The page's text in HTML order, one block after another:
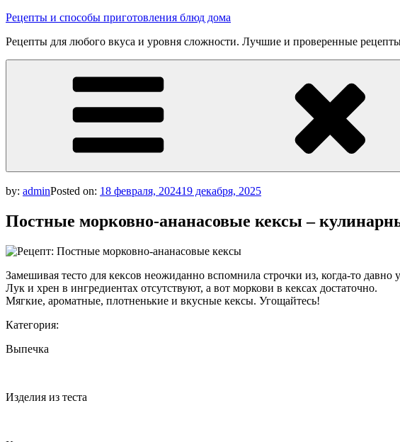
Skip
content
Рецепты и способы приготовления блюд дома
Рецепты для любого вкуса и уровня сложности. Лучшие и проверенные
by: adminPosted on: 18 февраля, 202419 декабря, 2025
Постные морковно-ананасовые кексы –
Замешивая тесто для кексов неожиданно вспомнила строчки из, когда-то
Лук и хрен в ингредиентах отсутствуют, а вот моркови в кексах достаточно.
Мягкие, ароматные, плотненькие и вкусные кексы. Угощайтесь!
Категория:
Выпечка
Изделия из теста